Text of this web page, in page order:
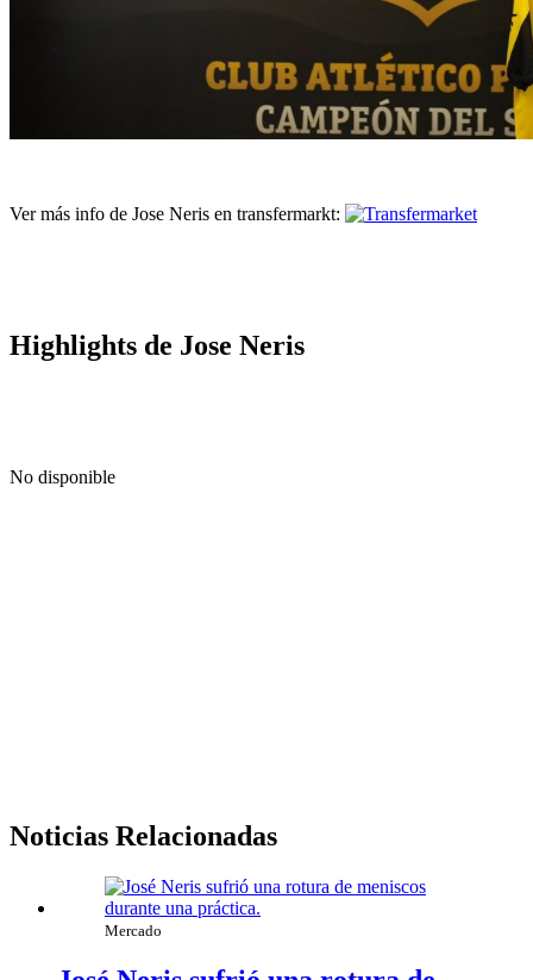
Ver más info de Jose Neris en transfermarkt:
Highlights de Jose Neris
No disponible
Noticias Relacionadas
Mercado